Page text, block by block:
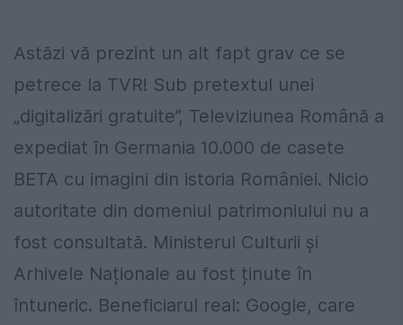
Astăzi vă prezint un alt fapt grav ce se
petrece la TVR! Sub pretextul unei
„digitalizări gratuite”, Televiziunea Română a
expediat în Germania 10.000 de casete
BETA cu imagini din istoria României. Nicio
autoritate din domeniul patrimoniului nu a
fost consultată. Ministerul Culturii și
Arhivele Naționale au fost ținute în
întuneric. Beneficiarul real: Google, care